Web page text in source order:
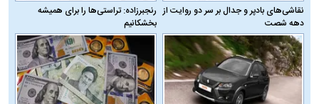
نقاشی‌های بادپر و جدال بر سر دو روایت از
دهه شصت
رنجبرزاده: تراستی‌ها را برای همیشه
بخشکانیم